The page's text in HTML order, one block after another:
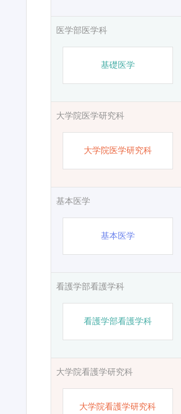
医学部医学科
基礎医学
大学院医学研究科
大学院医学研究科
基本医学
基本医学
看護学部看護学科
看護学部看護学科
大学院看護学研究科
大学院看護学研究科